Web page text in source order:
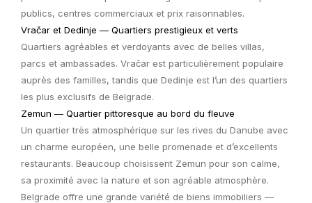
publics, centres commerciaux et prix raisonnables.
Vračar et Dedinje — Quartiers prestigieux et verts
Quartiers agréables et verdoyants avec de belles villas,
parcs et ambassades. Vračar est particulièrement populaire
auprès des familles, tandis que Dedinje est l’un des quartiers
les plus exclusifs de Belgrade.
Zemun — Quartier pittoresque au bord du fleuve
Un quartier très atmosphérique sur les rives du Danube avec
un charme européen, une belle promenade et d’excellents
restaurants. Beaucoup choisissent Zemun pour son calme,
sa proximité avec la nature et son agréable atmosphère.
Belgrade offre une grande variété de biens immobiliers —